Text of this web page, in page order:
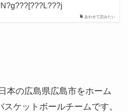
あわせて読みたい
本の広島県広島市をホーム
ケットボールチームです。